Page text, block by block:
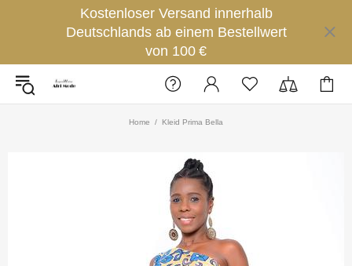
Kostenloser Versand innerhalb
Deutschlands ab einem Bestellwert
von 100 €
Home Kleid Prima Bella